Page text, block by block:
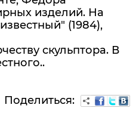
изделий. На
(1984),
скульптора. В
Поделиться: